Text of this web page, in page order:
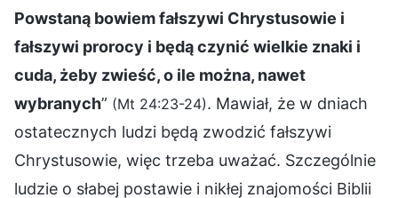
Powstaną bowiem fałszywi Chrystusowie i
fałszywi prorocy i będą czynić wielkie znaki i
cuda, żeby zwieść, o ile można, nawet
wybranych” (Mt 24:23-24). Mawiał, że w dniach
ostatecznych ludzi będą zwodzić fałszywi
Chrystusowie, więc trzeba uważać. Szczególnie
ludzie o słabej postawie i nikłej znajomości Biblii